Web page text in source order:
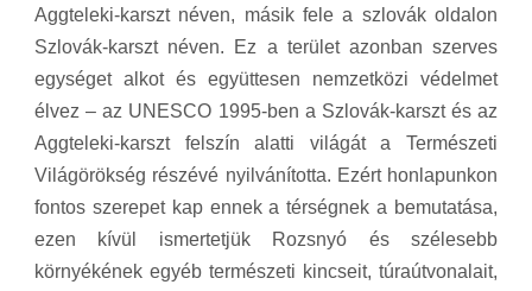
Aggteleki-karszt néven, másik fele a szlovák oldalon
Szlovák-karszt néven. Ez a terület azonban szerves
egységet alkot és együttesen nemzetközi védelmet
élvez – az UNESCO 1995-ben a Szlovák-karszt és az
Aggteleki-karszt felszín alatti világát a Természeti
Világörökség részévé nyilvánította. Ezért honlapunkon
fontos szerepet kap ennek a térségnek a bemutatása,
ezen kívül ismertetjük Rozsnyó és szélesebb
környékének egyéb természeti kincseit, túraútvonalait,